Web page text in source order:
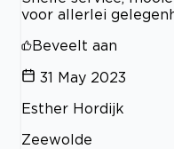
voor allerlei
Beveelt aan
31 May 2023
Esther Hordijk
Zeewolde